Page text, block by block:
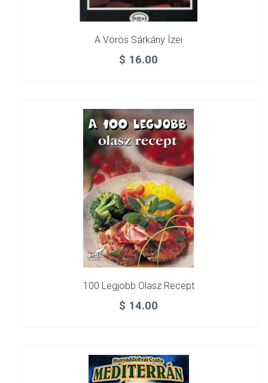
A Vörös Sárkány Ízei
$ 16.00
100 Legjobb Olasz Recept
$ 14.00